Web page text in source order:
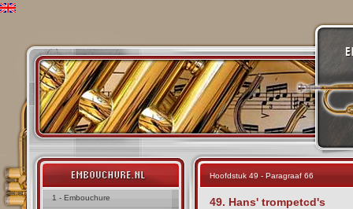
1 - Embouchure
Hoofdstuk 49 - Paragraaf 66
49. Hans' trompetcd's